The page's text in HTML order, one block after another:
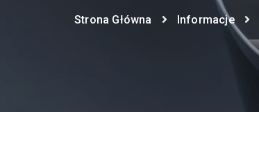
Strona Główna Informacje